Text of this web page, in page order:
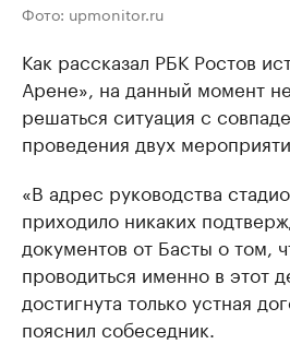
Фото: upmonitor.ru
Как рассказал РБК Ростов
Арене», на данный момент
решаться ситуация с
проведения двух
«В адрес руководства
приходило никаких
документов от Басты о том,
проводиться именно в этот
достигнута только устная
пояснил собеседник.